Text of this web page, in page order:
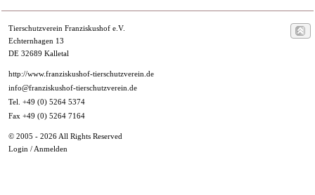
Tierschutzverein Franziskushof e.V.
Echternhagen 13
DE 32689 Kalletal
http://www.franziskushof-tierschutzverein.de
info@franziskushof-tierschutzverein.de
Tel. +49 (0) 5264 5374
Fax +49 (0) 5264 7164
© 2005 - 2026 All Rights Reserved
Login / Anmelden